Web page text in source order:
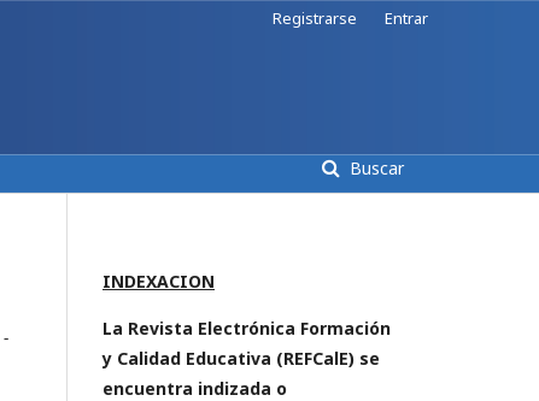
Buscar
Registrarse Entrar
-
INDEXACION
La Revista Electrónica Formación
y Calidad Educativa (REFCalE) se
encuentra indizada o